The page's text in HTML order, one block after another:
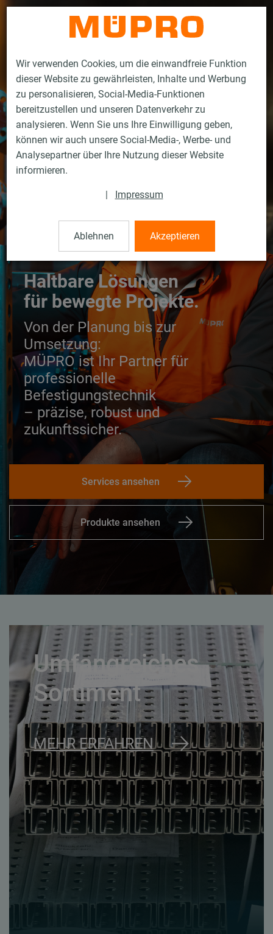
Wir verwenden Cookies, um die einwandfreie Funktion
dieser Website zu gewährleisten, Inhalte und Werbung
zu personalisieren, Social-Media-Funktionen
bereitzustellen und unseren Datenverkehr zu
analysieren. Wenn Sie uns Ihre Einwilligung geben,
können wir auch unsere Social-Media-, Werbe- und
Analysepartner über Ihre Nutzung dieser Website
informieren.
| Impressum
Ablehnen Akzeptieren
Kontakt
Haltbare Lösungen
für bewegte Projekte.
Von der Planung bis zur
Umsetzung:
MÜPRO ist Ihr Partner für
professionelle
Befestigungstechnik
– präzise, robust und
zukunftssicher.
Services ansehen
Produkte ansehen
Umfangreiches
Sortiment
MEHR ERFAHREN